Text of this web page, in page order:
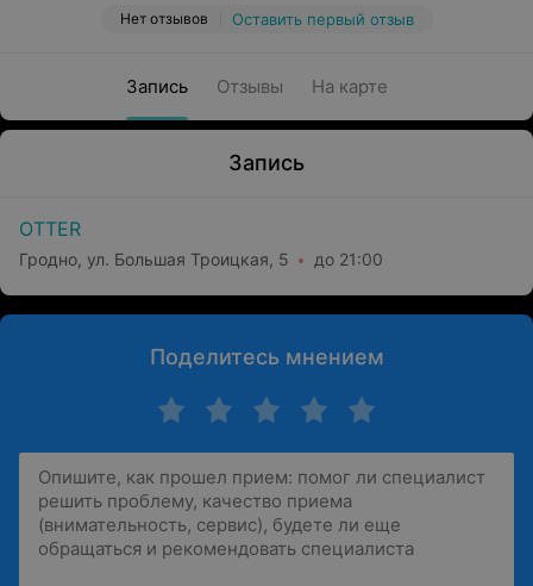
Нет отзывов Оставить первый отзыв
Запись Отзывы На карте
Запись
OTTER
Гродно, ул. Большая Троицкая, 5 до 21:00
Поделитесь мнением